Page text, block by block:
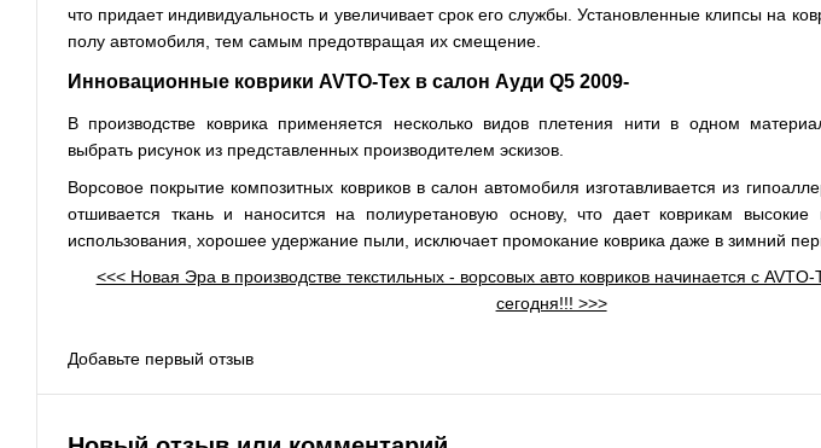
что придает индивидуальность и увеличивает срок его службы. Установленные клипсы на
полу автомобиля, тем самым предотвращая их смещение.
Инновационные коврики AVTO-Tex в салон Ауди Q5 2009-
В производстве коврика применяется несколько видов плетения нити в одном
выбрать рисунок из представленных производителем эскизов.
Ворсовое покрытие композитных ковриков в салон автомобиля изготавливается из
отшивается ткань и наносится на полиуретановую основу, что дает коврикам высокие
использования, хорошее удержание пыли, исключает промокание коврика даже в зимний
<<< Новая Эра в производстве текстильных - ворсовых авто ковриков начинается с
сегодня!!! >>>
Добавьте первый отзыв